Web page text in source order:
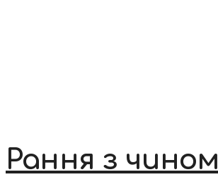
Рання з чином